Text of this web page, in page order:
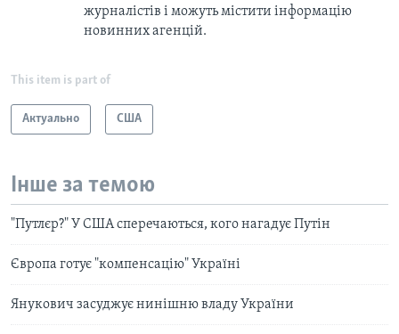
журналістів і можуть містити інформацію
новинних агенцій.
This item is part of
Актуально США
Інше за темою
"Путлєр?" У США сперечаються, кого нагадує Путін
Європа готує "компенсацію" Україні
Янукович засуджує нинішню владу України